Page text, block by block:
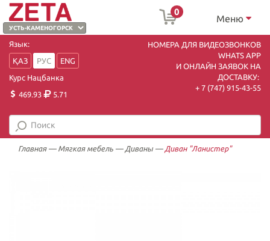
0
Меню
Язык:
ҚАЗ
РУС
ENG
Курс Нацбанка
469.93
5.71
НОМЕРА ДЛЯ ВИДЕОЗВОНКОВ
WHATS APP
И ОНЛАЙН ЗАЯВОК НА
ДОСТАВКУ:
+ 7 (747) 915-43-55
Главная— Мягкая мебель — Диваны — Диван "Ланистер"